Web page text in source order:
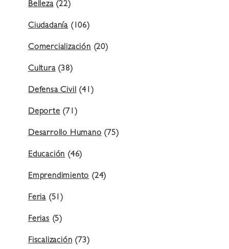
Belleza(22)
Ciudadanía (106)
Comercialización(20)
Cultura(38)
Defensa Civil(41)
Deporte(71)
Desarrollo Humano(75)
Educación(46)
Emprendimiento(24)
Feria (51)
Ferias(5)
Fiscalización(73)